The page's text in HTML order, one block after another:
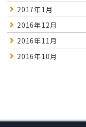
2017年1月
2016年12月
2016年11月
2016年10月